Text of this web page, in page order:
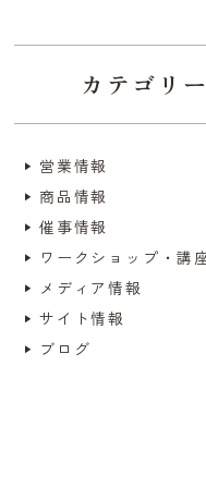
カテゴリー
営業情報
商品情報
催事情報
ワークショップ・講
メディア情報
サイト情報
ブログ